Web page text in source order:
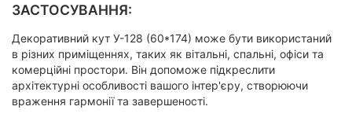
ЗАСТОСУВАННЯ:
Декоративний кут У-128 (60*174) може бути використаний
в різних приміщеннях, таких як вітальні, спальні, офіси та
комерційні простори. Він допоможе підкреслити
архітектурні особливості вашого інтер'єру, створюючи
враження гармонії та завершеності.